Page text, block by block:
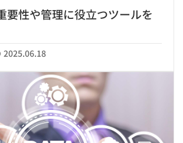
要性や管理に役立つツールを
2025.06.18